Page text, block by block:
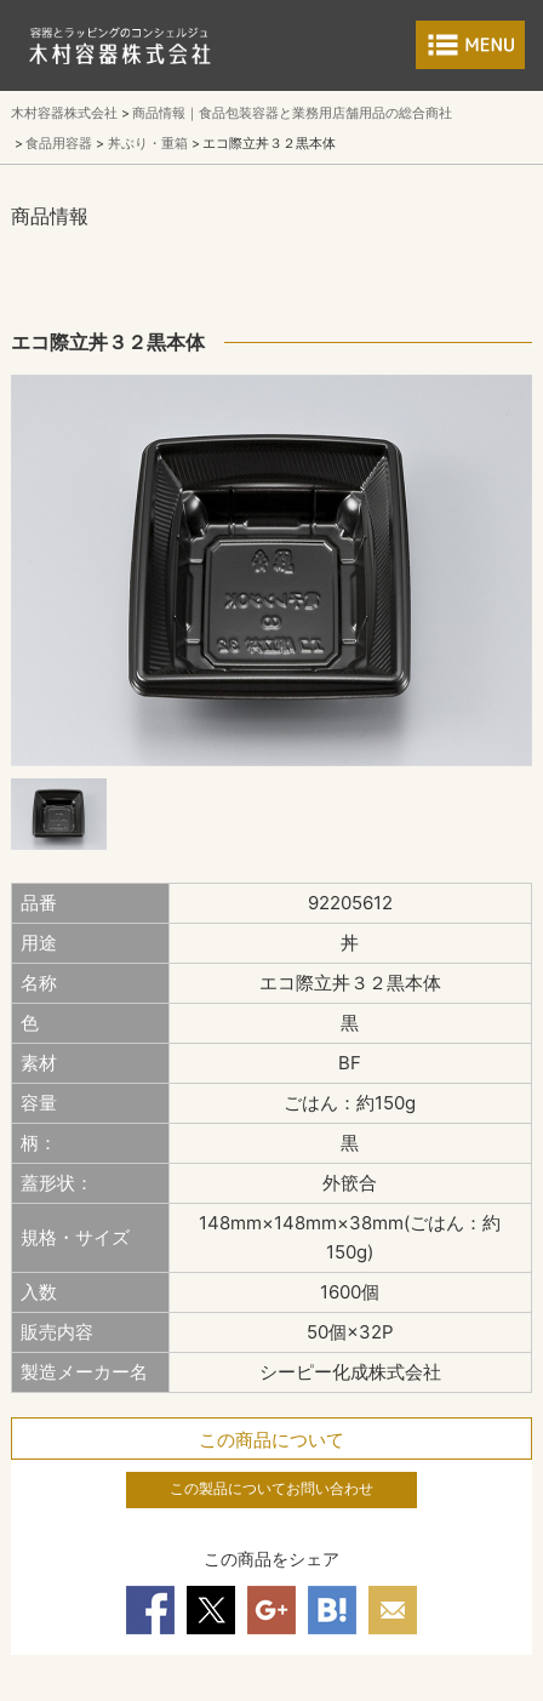
食品包装容器と
木村容器株式会社
商品情報｜食品包装容器と業務用店舗用品の総合商社
食品用容器
丼ぶり・重箱 エコ際立丼３２黒本体
商品情報
エコ際立丼３２黒本体
品番
92205612
用途
丼
名称
エコ際立丼３２黒本体
色
黒
素材
BF
容量
ごはん：約150g
柄：
黒
蓋形状：
外篏合
規格・サイズ
148mm×148mm×38mm(ごはん：約
150g)
入数
1600個
販売内容
50個×32P
製造メーカー名
シーピー化成株式会社
この商品について
この製品についてお問い合わせ
この商品をシェア